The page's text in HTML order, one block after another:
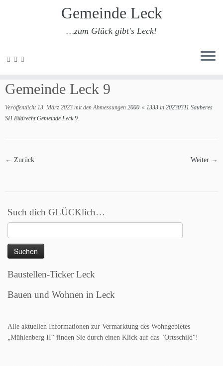
Zum
Gemeinde Leck
…zum Glück gibt's Leck!
Gemeinde Leck 9
Veröffentlicht 13. März 2023 mit den Abmessungen 2000 × 1333 in 20230311 Sauberes
SH Bildrecht Gemeinde Leck 9.
← Zurück Weiter →
Such dich GLÜCKlich…
nach:
Baustellen-Ticker Leck
Bauen und Wohnen in Leck
Alle aktuellen Informationen zur Vermarktung des Wohngebietes
„Mühlenberg II“ finden Sie durch einen Klick auf das "Ortsschild"!